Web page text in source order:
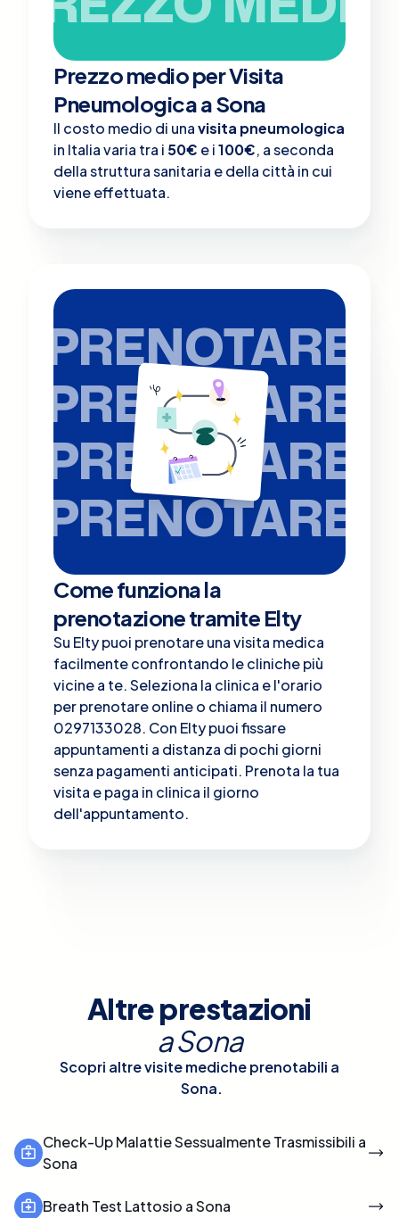
Prezzo medio per Visita
Pneumologica a Sona
Il costo medio di unavisita pneumologica
in Italia varia tra i 50€ e i100€, a seconda
della struttura sanitaria e della città in cui
viene effettuata.
PRENOTARE
PRENOTARE
PRENOTARE
PRENOTARE
Come funziona la
prenotazione tramite Elty
Su Elty puoi prenotare una visita medica
facilmente confrontando le cliniche più
vicine a te. Seleziona la clinica e l'orario
per prenotare online o chiama il numero
0297133028. Con Elty puoi fissare
appuntamenti a distanza di pochi giorni
senza pagamenti anticipati. Prenota la tua
visita e paga in clinica il giorno
dell'appuntamento.
Altre prestazioni
aSona
Scopri altre visite mediche prenotabili a
Sona.
Check-Up Malattie Sessualmente Trasmissibili a
Sona
Breath Test Lattosio a Sona